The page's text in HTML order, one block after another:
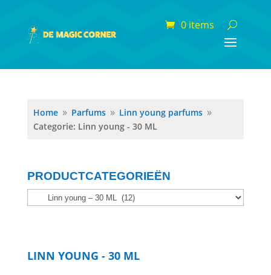
0 items
Home 9 Parfums 9 Linn young parfums 9
Categorie: Linn young - 30 ML
PRODUCTCATEGORIEËN
LINN YOUNG - 30 ML